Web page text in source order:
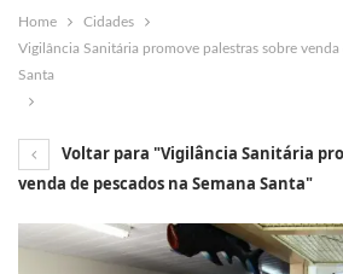
Home
Cidades
Vigilância Sanitária promove palestras sobre venda
Santa
Voltar para "Vigilância Sanitária
venda de pescados na Semana Santa"